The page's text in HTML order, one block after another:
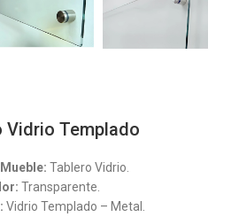
Vidrio Templado
Tablero Vidrio.
Transparente.
Vidrio Templado – Metal.